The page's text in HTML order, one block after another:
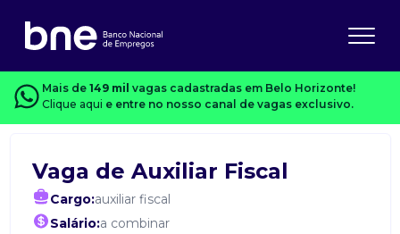
Mais de 149 mil vagas cadastradas em Belo Horizonte!
Clique aqui e entre no nosso canal de vagas exclusivo.
Vaga de Auxiliar Fiscal
Cargo:auxiliar fiscal
Salário:a combinar